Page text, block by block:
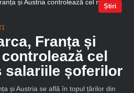
Știri
Franța și
cel
salariile șoferilor
și Austria se află în topul țărilor din